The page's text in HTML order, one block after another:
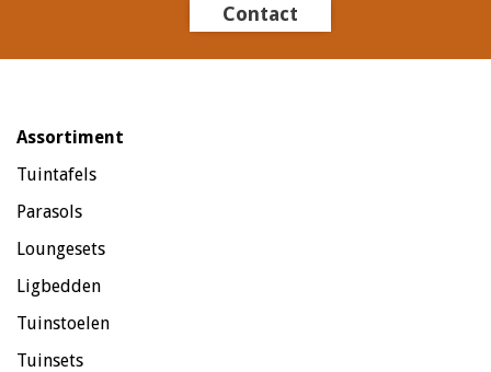
Contact
Assortiment
Tuintafels
Parasols
Loungesets
Ligbedden
Tuinstoelen
Tuinsets